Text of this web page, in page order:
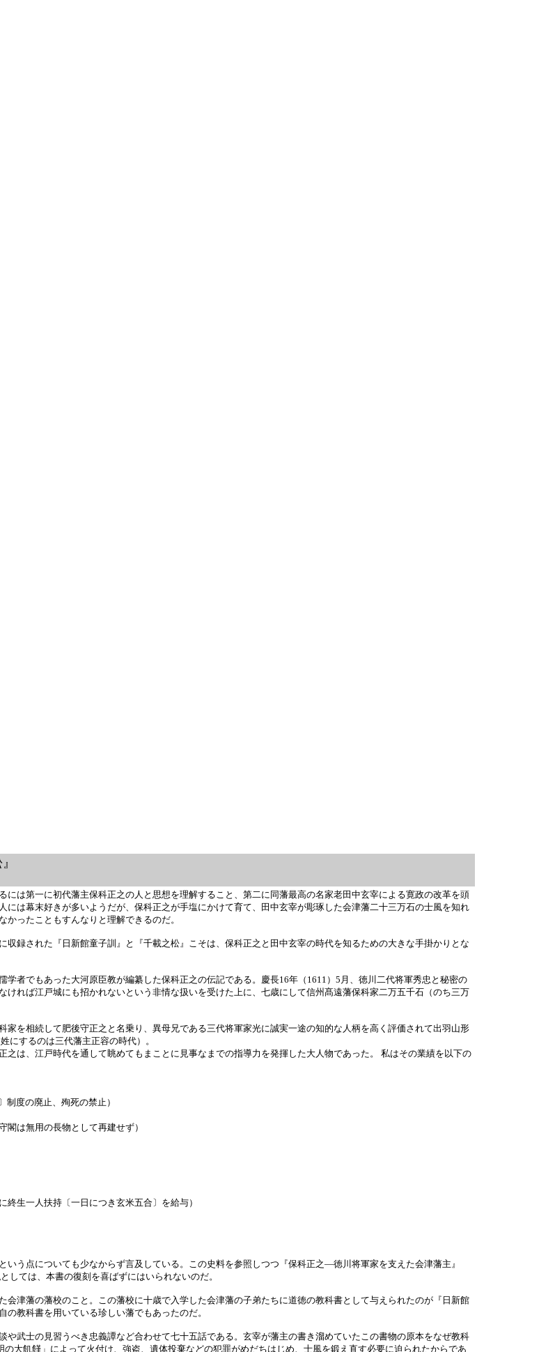
は第一に初代藩主保科正之の人と思想を理解すること、第二に同藩最高の名家老田中玄宰による寛政の改革を頭
は幕末好きが多いようだが、保科正之が手塩にかけて育て、田中玄宰が彫琢した会津藩二十三万石の士風を知れ
ったこともすんなりと理解できるのだ。
録された『日新館童子訓』と『千載之松』こそは、保科正之と田中玄宰の時代を知るための大きな手掛かりとな
者でもあった大河原臣教が編纂した保科正之の伝記である。慶長16年（1611）5月、徳川二代将軍秀忠と秘密の
れば江戸城にも招かれないという非情な扱いを受けた上に、七歳にして信州髙遠藩保科家二万五千石（のち三万
を相続して肥後守正之と名乗り、異母兄である三代将軍家光に誠実一途の知的な人柄を高く評価されて出羽山形
にするのは三代藩主正容の時代）。
は、江戸時代を通して眺めてもまことに見事なまでの指導力を発揮した大人物であった。 私はその業績を以下の
度の廃止、殉死の禁止）
は無用の長物として再建せず）
生一人扶持〔一日につき玄米五合〕を給与）
う点についても少なからず言及している。この史料を参照しつつ『保科正之―徳川将軍家を支えた会津藩主』
しては、本書の復刻を喜ばずにはいられないのだ。
津藩の藩校のこと。この藩校に十歳で入学した会津藩の子弟たちに道徳の教科書として与えられたのが『日新館
教科書を用いている珍しい藩でもあったのだ。
武士の見習うべき忠義譚など合わせて七十五話である。玄宰が藩主の書き溜めていたこの書物の原本をなぜ教科
大飢饉」によって火付け、強盗、遺体投棄などの犯罪がめだちはじめ、士風を鍛え直す必要に迫られたからであ